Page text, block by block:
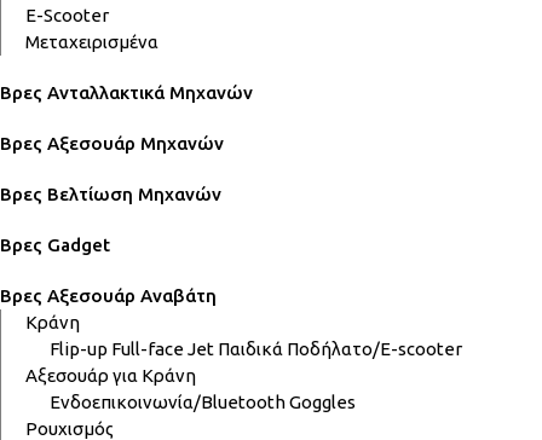
E-Scooter
Μεταχειρισμένα
Βρες Ανταλλακτικά Μηχανών
Βρες Αξεσουάρ Μηχανών
Βρες Βελτίωση Μηχανών
Βρες Gadget
Βρες Αξεσουάρ Αναβάτη
Κράνη
Flip-up Full-faceJet Παιδικά Ποδήλατο/E-scooter
Αξεσουάρ για Κράνη
Ενδοεπικοινωνία/BluetoothGoggles
Ρουχισμός